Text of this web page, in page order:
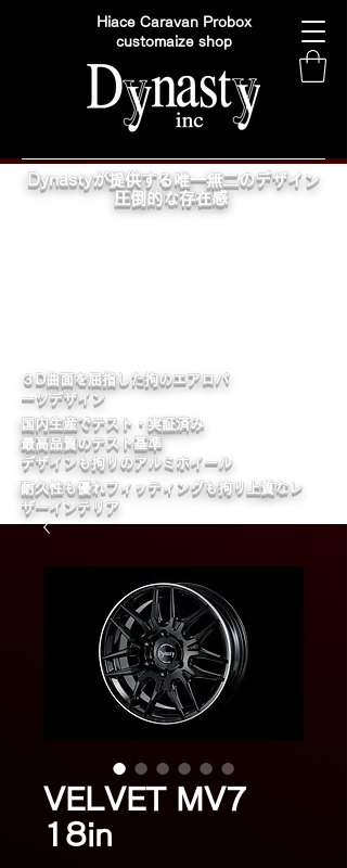
Hiace Caravan Probox
customaize shop
Dynastyが提供する唯一無二のデザイン
圧倒的な存在感
​３D曲面を屈指した拘のエアロパ
ーツデザイン
国内生産でテスト・実証済み
最高品質のテスト基準
デザインも拘りのアルミホイール
​耐久性も優れフィッティングも拘り上質なレ
ザーインテリア
VELVET MV7
18in